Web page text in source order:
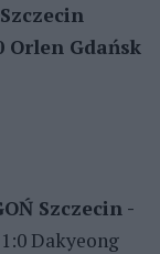
Orlen Gdańsk
Szczecin -
1:0 Dakyeong